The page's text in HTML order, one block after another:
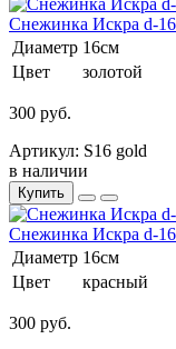
Снежинка Искра d-
Диаметр 16см
Цвет
золотой
300 руб.
Артикул: S16 gold
в наличии
Купить
Снежинка Искра d-
Диаметр 16см
Цвет
красный
300 руб.